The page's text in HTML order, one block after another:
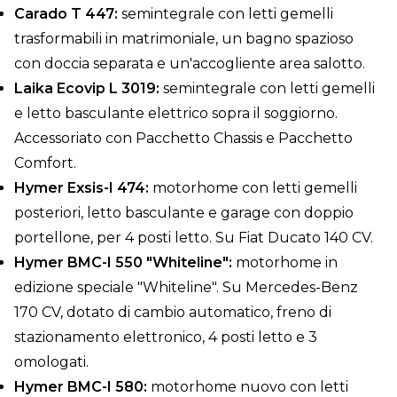
Carado T 447: semintegrale con letti gemelli
trasformabili in matrimoniale, un bagno spazioso
con doccia separata e un'accogliente area salotto.
Laika Ecovip L 3019: semintegrale con letti gemelli
e letto basculante elettrico sopra il soggiorno.
Accessoriato con Pacchetto Chassis e Pacchetto
Comfort.
Hymer Exsis-I 474: motorhome con letti gemelli
posteriori, letto basculante e garage con doppio
portellone, per 4 posti letto. Su Fiat Ducato 140 CV.
Hymer BMC-I 550 "Whiteline": motorhome in
edizione speciale "Whiteline". Su Mercedes-Benz
170 CV, dotato di cambio automatico, freno di
stazionamento elettronico, 4 posti letto e 3
omologati.
Hymer BMC-I 580: motorhome nuovo con letti